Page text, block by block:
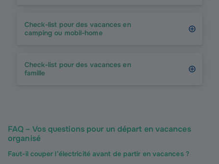
Check-list pour des vacances en
camping ou mobil-home
Check-list pour des vacances en
famille
FAQ – Vos questions pour un départ en vacances
organisé
Faut-il couper l’électricité avant de partir en vacances ?